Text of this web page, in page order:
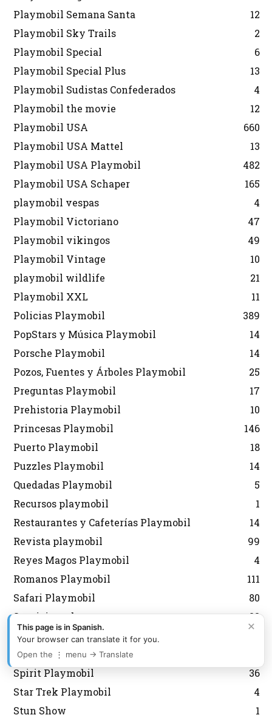
Playmobil Semana Santa
12
Playmobil Sky Trails
2
Playmobil Special
6
Playmobil Special Plus
13
Playmobil Sudistas Confederados
4
Playmobil the movie
12
Playmobil USA
660
Playmobil USA Mattel
13
Playmobil USA Playmobil
482
Playmobil USA Schaper
165
playmobil vespas
4
Playmobil Victoriano
47
Playmobil vikingos
49
Playmobil Vintage
10
playmobil wildlife
21
Playmobil XXL
11
Policias Playmobil
389
PopStars y Música Playmobil
14
Porsche Playmobil
14
Pozos, Fuentes y Árboles Playmobil
25
Preguntas Playmobil
17
Prehistoria Playmobil
10
Princesas Playmobil
146
Puerto Playmobil
18
Puzzles Playmobil
14
Quedadas Playmobil
5
Recursos playmobil
1
Restaurantes y Cafeterías Playmobil
14
Revista playmobil
99
Reyes Magos Playmobil
4
Romanos Playmobil
111
Safari Playmobil
80
Servicios urbanos
23
Sirenas Playmobil
Sobres Playmobil
Spirit Playmobil
36
Star Trek Playmobil
4
Stun Show
1
×
This page is in Spanish.
Your browser can translate it for you.
Open the ⋮ menu → Translate